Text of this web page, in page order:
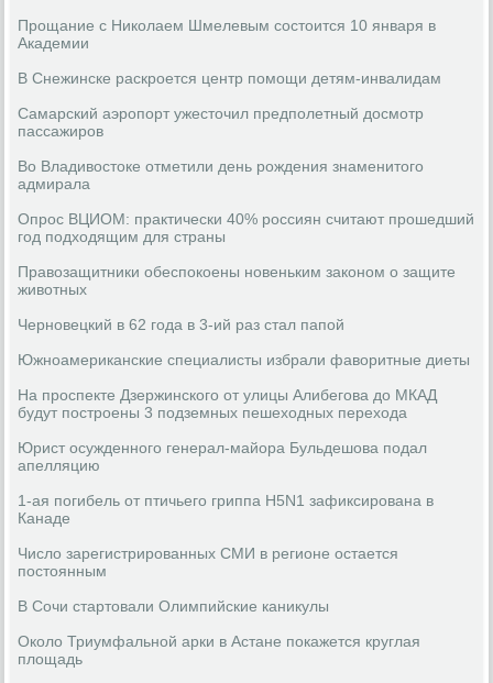
Прощание с Николаем Шмелевым состоится 10 января в
Академии
В Снежинске раскроется центр помощи детям-инвалидам
Самарский аэропорт ужесточил предполетный досмотр
пассажиров
Во Владивостоке отметили день рождения знаменитого
адмирала
Опрос ВЦИОМ: практически 40% россиян считают прошедший
год подходящим для страны
Правозащитники обеспокоены новеньким законом о защите
животных
Черновецкий в 62 года в 3-ий раз стал папой
Южноамериканские специалисты избрали фаворитные диеты
На проспекте Дзержинского от улицы Алибегова до МКАД
будут построены 3 подземных пешеходных перехода
Юрист осужденного генерал-майора Бульдешова подал
апелляцию
1-ая погибель от птичьего гриппа H5N1 зафиксирована в
Канаде
Число зарегистрированных СМИ в регионе остается
постоянным
В Сочи стартовали Олимпийские каникулы
Около Триумфальной арки в Астане покажется круглая
площадь